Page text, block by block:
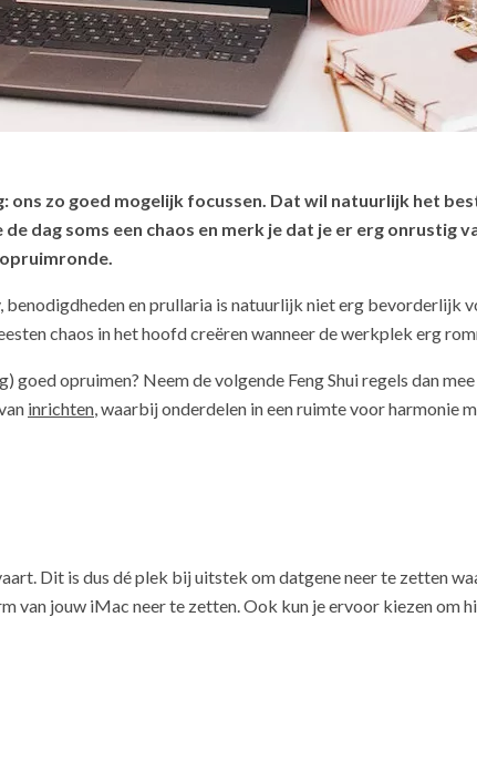
ons zo goed mogelijk focussen. Dat wil natuurlijk het
dag soms een chaos en merk je dat je er erg onrustig
benodigdheden en prullaria is natuurlijk niet erg bevorderlijk
chaos in het hoofd creëren wanneer de werkplek erg
opruimen? Neem de volgende Feng Shui regels dan
inrichten , waarbij onderdelen in een ruimte voor harmonie
Dit is dus dé plek bij uitstek om datgene neer te zetten
van jouw iMac neer te zetten. Ook kun je ervoor kiezen om